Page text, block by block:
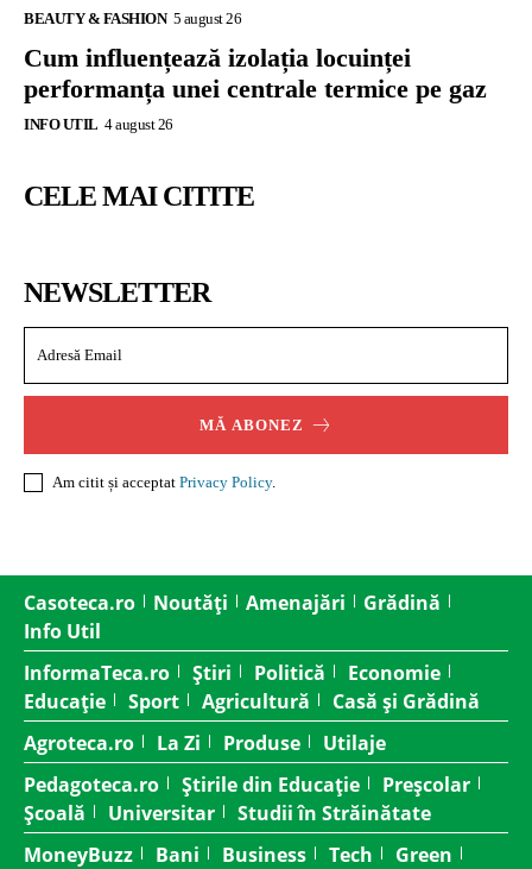
BEAUTY & FASHION 5 august 26
Cum influențează izolația locuinței
performanța unei centrale termice pe gaz
INFO UTIL 4 august 26
CELE MAI CITITE
NEWSLETTER
MĂ ABONEZ
Am citit și acceptat Privacy Policy.
Casoteca.ro Noutăți Amenajări
Grădină
Info Util
InformaTeca.ro
Știri Politică
Economie
Educație
Sport Agricultură
Casă și Grădină
Agroteca.ro
La Zi Produse
Utilaje
Pedagoteca.ro
Știrile din Educație
Preșcolar
Școală
Universitar
Studii în Străinătate
MoneyBuzz
Bani Business Tech Green